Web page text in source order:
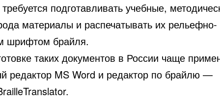
подготавливать учебные,
материалы и распечатывать их рельефно-
шрифтом брайля.
таких документов в России чаще
редактор MS Word и редактор по брайлю —